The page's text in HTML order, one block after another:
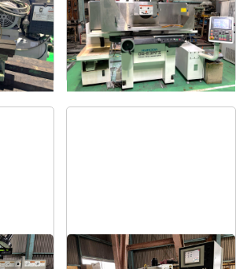
メーカー クロダ
形 式GS-63PFⅡ
年 式2015
平面研削盤